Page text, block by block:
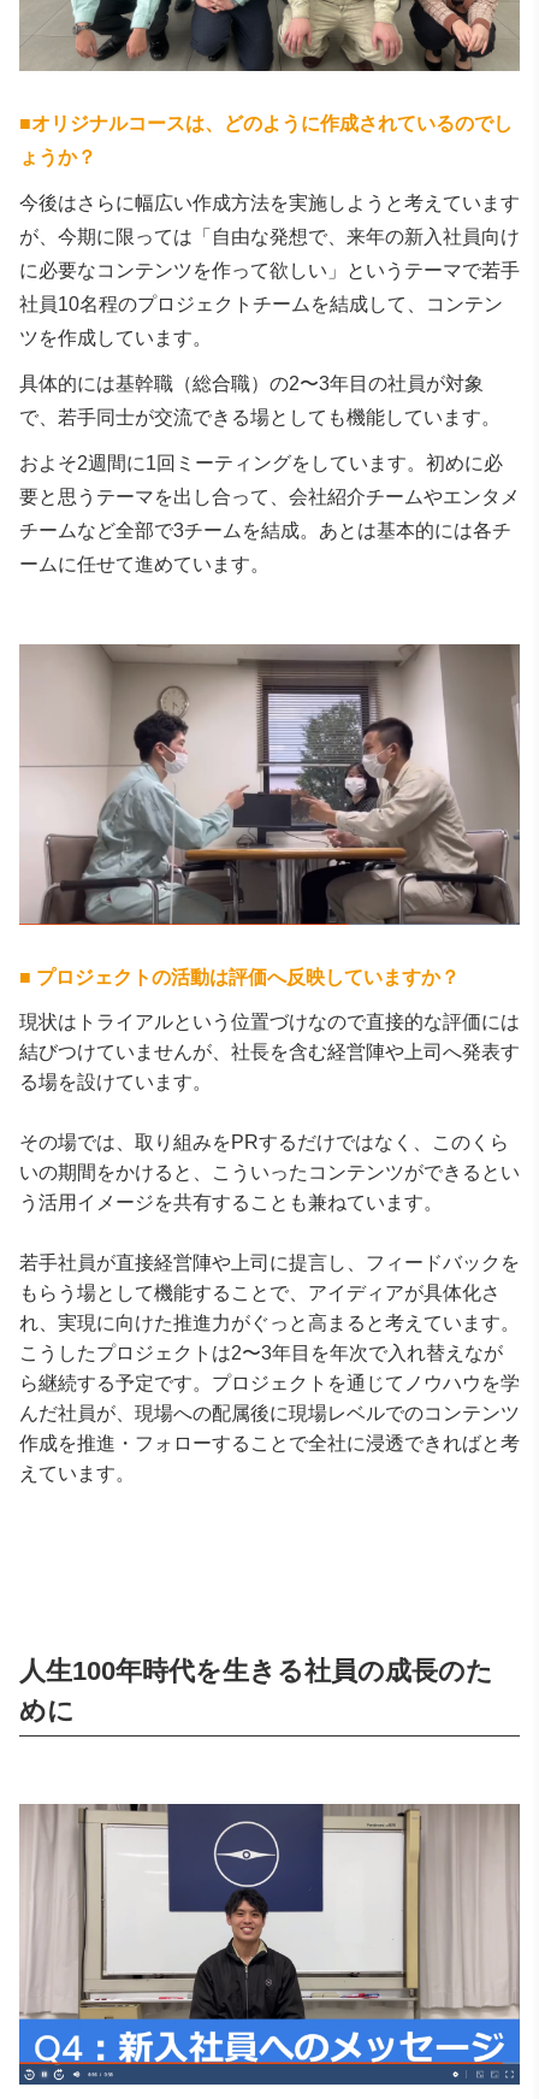
■オリジナルコースは、どのように作成されているのでし
ょうか？
今後はさらに幅広い作成方法を実施しようと考えています
が、今期に限っては「自由な発想で、来年の新入社員向け
に必要なコンテンツを作って欲しい」というテーマで若手
社員10名程のプロジェクトチームを結成して、コンテン
ツを作成しています。
具体的には基幹職（総合職）の2〜3年目の社員が対象
で、若手同士が交流できる場としても機能しています。
およそ2週間に1回ミーティングをしています。初めに必
要と思うテーマを出し合って、会社紹介チームやエンタメ
チームなど全部で3チームを結成。あとは基本的には各チ
ームに任せて進めています。
■ プロジェクトの活動は評価へ反映していますか？
現状はトライアルという位置づけなので直接的な評価には
結びつけていませんが、社長を含む経営陣や上司へ発表す
る場を設けています。
その場では、取り組みをPRするだけではなく、このくら
いの期間をかけると、こういったコンテンツができるとい
う活用イメージを共有することも兼ねています。
若手社員が直接経営陣や上司に提言し、フィードバックを
もらう場として機能することで、アイディアが具体化さ
れ、実現に向けた推進力がぐっと高まると考えています。
こうしたプロジェクトは2〜3年目を年次で入れ替えなが
ら継続する予定です。プロジェクトを通じてノウハウを学
んだ社員が、現場への配属後に現場レベルでのコンテンツ
作成を推進・フォローすることで全社に浸透できればと考
えています。
人生100年時代を生きる社員の成長のた
めに